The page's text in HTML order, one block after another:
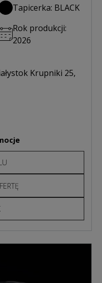
Tapicerka: BLACK
Rok produkcji:
2026
Krupniki 25,